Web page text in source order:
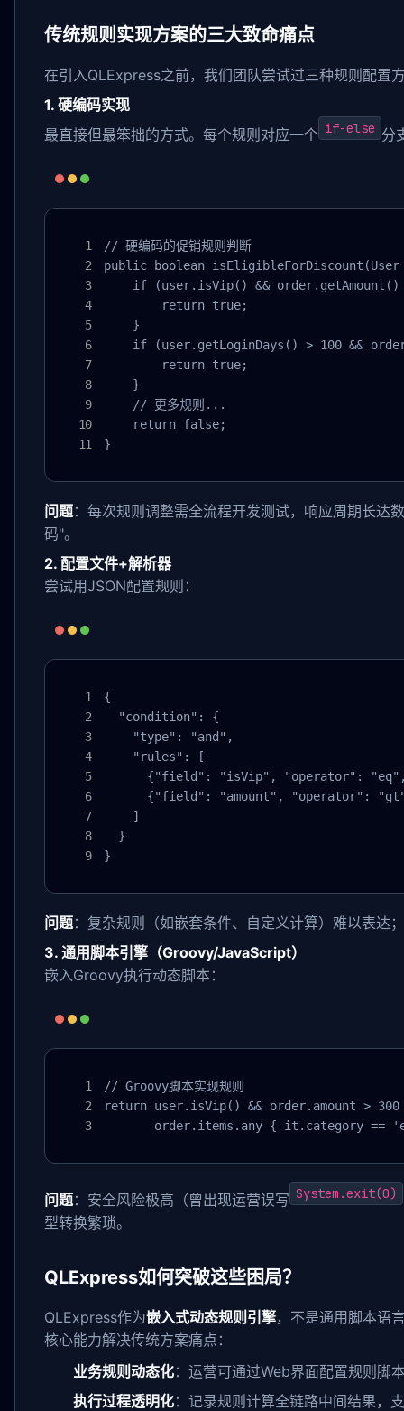
传统规则实现方案的三大致命痛点
在引入QLExpress之前，我们团队尝试过三种规则配置
1. 硬编码实现
最直接但最笨拙的方式。每个规则对应一个 if-else 分
// 硬编码的促销规则判断
public boolean
if (user.isVip() && order.getAmount()
        return true;
    }
if (user.getLoginDays() > 100 &&
        return true;
    }
    // 更多规则...
    return false;
}
问题：每次规则调整需全流程开发测试，响应周期长达
码"。
2. 配置文件+解析器
尝试用JSON配置规则：
{
  "condition": {
    "type": "and",
    "rules": [
{"field": "isVip", "operator":
{"field": "amount", "operator":
    ]
  }
}
问题：复杂规则（如嵌套条件、自定义计算）难以表达
3. 通用脚本引擎（Groovy/JavaScript）
嵌入Groovy执行动态脚本：
// Groovy脚本实现规则
return user.isVip() && order.amount >
order.items.any { it.category ==
问题：安全风险极高（曾出现运营误写 System.exit(0)
型转换繁琐。
QLExpress如何突破这些困局？
QLExpress作为嵌入式动态规则引擎，不是通用脚本语
核心能力解决传统方案痛点：
业务规则动态化：运营可通过Web界面配置规则脚
执行过程透明化：记录规则计算全链路中间结果，